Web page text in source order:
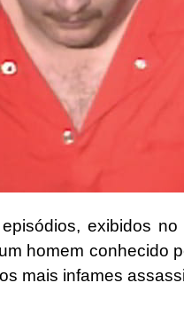
exibidos
homem conhecido
mais infames